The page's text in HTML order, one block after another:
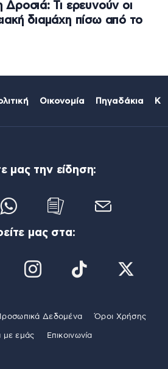
Δροσιά: Τι ερευνούν οι
διαμάχη πίσω από το
Οικονομία Πηγαδάκια
μας την είδηση:
μας στα:
Προσωπικά Δεδομένα Όροι Χρήσης
με εμάς Επικοινωνία